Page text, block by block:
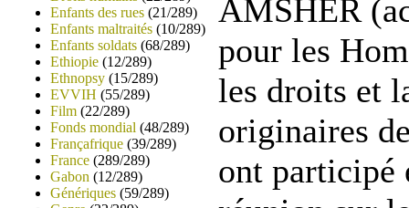
Enfants des rues (21/289)
Enfants maltraités (10/289)
Enfants soldats (68/289)
Ethiopie (12/289)
Ethnopsy (15/289)
EVVIH (55/289)
Film (22/289)
Fonds mondial (48/289)
Françafrique (39/289)
France (289/289)
Gabon (12/289)
Génériques (59/289)
AMSHER
pour les
les droits et
originaires
ont participé